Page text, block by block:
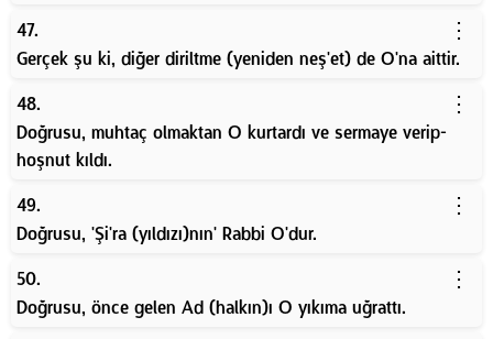
47. ⋮
Gerçek şu ki, diğer diriltme (yeniden neş'et) de O'na aittir.
48. ⋮
Doğrusu, muhtaç olmaktan O kurtardı ve sermaye verip-
hoşnut kıldı.
49. ⋮
Doğrusu, 'Şi'ra (yıldızı)nın' Rabbi O'dur.
50. ⋮
Doğrusu, önce gelen Ad (halkın)ı O yıkıma uğrattı.